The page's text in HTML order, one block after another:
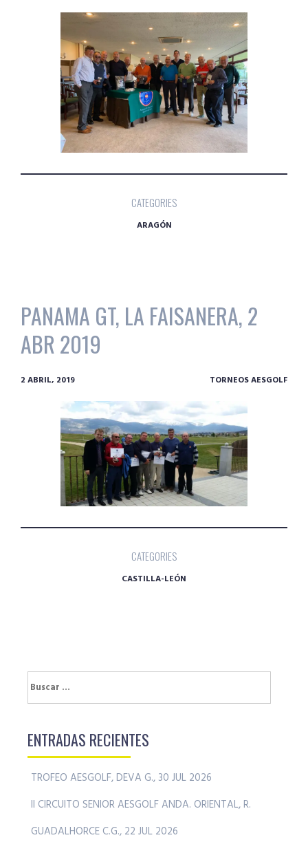
CATEGORIES
ARAGÓN
PANAMA GT, LA FAISANERA, 2
ABR 2019
2 ABRIL, 2019 TORNEOS AESGOLF
CATEGORIES
CASTILLA-LEÓN
Buscar:
ENTRADAS RECIENTES
TROFEO AESGOLF, DEVA G., 30 JUL 2026
II CIRCUITO SENIOR AESGOLF ANDA. ORIENTAL, R.
GUADALHORCE C.G., 22 JUL 2026